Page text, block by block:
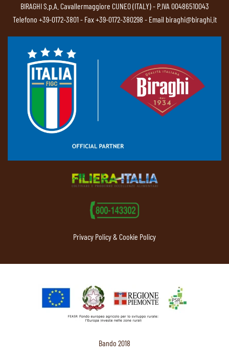
BIRAGHI S.p.A. Cavallermaggiore CUNEO (ITALY) - P.IVA 00486510043
Telefono +39-0172-3801- Fax +39-0172-380298 - Email biraghi@biraghi.it
Privacy Policy & Cookie Policy
Bando 2018